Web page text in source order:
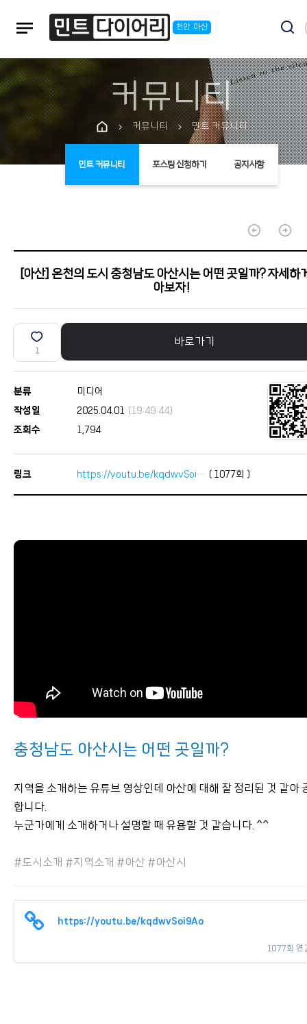
notes 천안·아산
커뮤니티
chevron_right 커뮤니티 chevron_right 민트 커뮤니티
민트 커뮤니티 포스팅 신청하기 공지사항
충청남도 아산시는 어떤 곳일까?
지역을 소개하는 유튜브 영상인데 아산에 대해 잘 정리된 것 같아
합니다.
누군가에게 소개하거나 설명할 때 유용할 것 같습니다. ^^
#도시소개 #지역소개 #아산 #아산시
https://youtu.be/kqdwvSoi9Ao
1077회 연
arrow_circle_up arrow_circle_up
[아산] 온천의 도시 충청남도 아산시는 어떤 곳일까? 자세하
아보자!
1
바로가기
분류
미디어
작성일
2025.04.01
(19:49:44)
조회수
1,794
링크 https://youtu.be/kqdwvSoi… ( 1077회 )